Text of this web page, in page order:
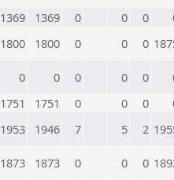
1369 1369 0 0 0
1800 1800 0 0 0
0 0 0 0 0
1751 1751 0 0 0
1953 1946 7 5 2
1873 1873 0 0 0